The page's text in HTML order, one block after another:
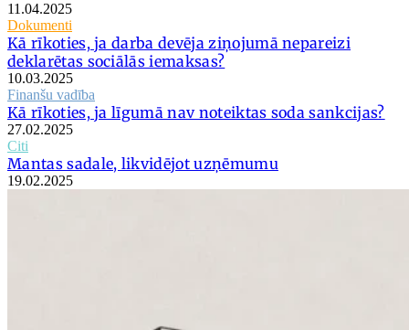
11.04.2025
Dokumenti
Kā rīkoties, ja darba devēja ziņojumā nepareizi
deklarētas sociālās iemaksas?
10.03.2025
Finanšu vadība
Kā rīkoties, ja līgumā nav noteiktas soda sankcijas?
27.02.2025
Citi
Mantas sadale, likvidējot uzņēmumu
19.02.2025